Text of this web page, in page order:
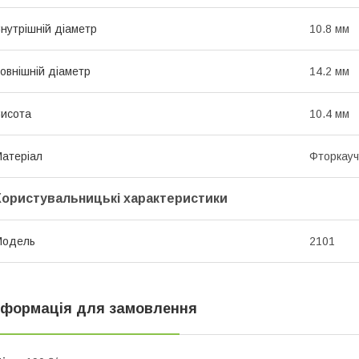
діаметр 10.8 мм
діаметр 14.2 мм
10.4 мм
характеристики
2101
для замовлення